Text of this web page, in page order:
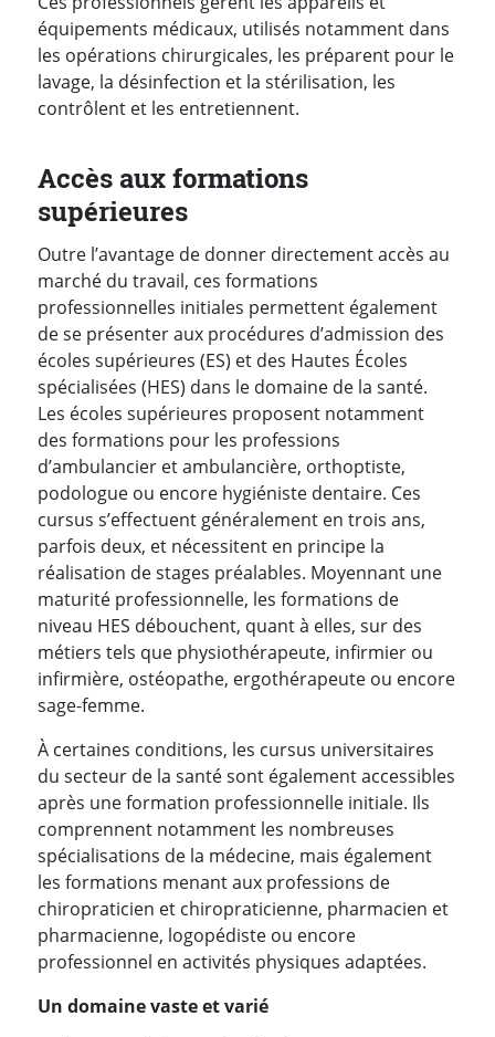
équipements médicaux, utilisés notamment dans
les opérations chirurgicales, les préparent pour le
lavage, la désinfection et la stérilisation, les
contrôlent et les entretiennent.
Accès aux formations
supérieures
Outre l’avantage de donner directement accès au
marché du travail, ces formations
professionnelles initiales permettent également
de se présenter aux procédures d’admission des
écoles supérieures (ES) et des Hautes Écoles
spécialisées (HES) dans le domaine de la santé.
Les écoles supérieures proposent notamment
des formations pour les professions
d’ambulancier et ambulancière, orthoptiste,
podologue ou encore hygiéniste dentaire. Ces
cursus s’effectuent généralement en trois ans,
parfois deux, et nécessitent en principe la
réalisation de stages préalables. Moyennant une
maturité professionnelle, les formations de
niveau HES débouchent, quant à elles, sur des
métiers tels que physiothérapeute, infirmier ou
infirmière, ostéopathe, ergothérapeute ou encore
sage-femme.
À certaines conditions, les cursus universitaires
du secteur de la santé sont également accessibles
après une formation professionnelle initiale. Ils
comprennent notamment les nombreuses
spécialisations de la médecine, mais également
les formations menant aux professions de
chiropraticien et chiropraticienne, pharmacien et
pharmacienne, logopédiste ou encore
professionnel en activités physiques adaptées.
Un domaine vaste et varié